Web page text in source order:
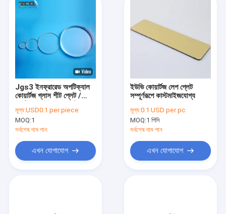
Jgs3 ইনফ্রারেড অপটিক্যাল
কোয়ার্টজ গ্লাস শীট প্লেট /
মূল্য:USD0.1 per piece
MOQ:1
সর্বশেষ দাম পান
এখন যোগাযোগ
ইউভি কোয়ার্টজ লেপ প্লেট
সম্পূর্ণরূপে কাস্টমাইজযোগ্য
মূল্য:0.1 USD per pc
MOQ:1 পিসি
সর্বশেষ দাম পান
এখন যোগাযোগ